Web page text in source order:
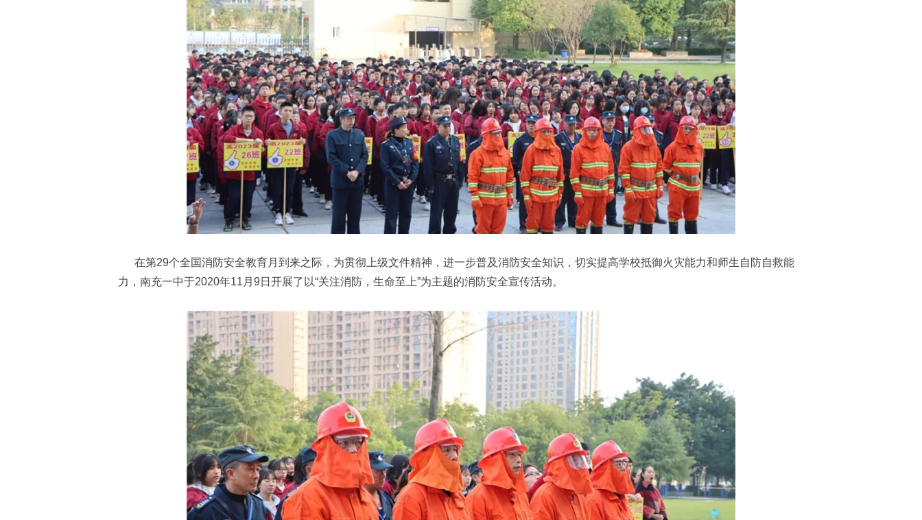
在第29个全国消防安全教育月到来之际，为贯彻上级文件精神，进一步普及消防安全知识，切实提高学校抵御火灾能力和师生自防自救能
力，南充一中于2020年11月9日开展了以“关注消防，生命至上”为主题的消防安全宣传活动。